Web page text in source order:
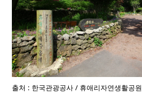
출처 : 한국관광공사 / 휴애리자연생활공원